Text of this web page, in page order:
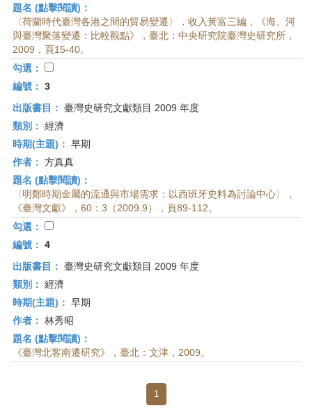
題名 (點擊閱讀)：
〈荷蘭時代臺灣各港之間的貿易變遷〉，收入黃富三編，《海、河
與臺灣聚落變遷：比較觀點》，臺北：中央研究院臺灣史研究所，
2009，頁15-40。
勾選：
編號： 3
出版書目： 臺灣史研究文獻類目 2009 年度
類別： 經濟
時期(主題)： 早期
作者： 方真真
題名 (點擊閱讀)：
〈明鄭時期金屬的流通與市場需求：以西班牙史料為討論中心〉，
《臺灣文獻》，60：3（2009.9），頁89-112。
勾選：
編號： 4
出版書目： 臺灣史研究文獻類目 2009 年度
類別： 經濟
時期(主題)： 早期
作者： 林秀昭
題名 (點擊閱讀)：
《臺灣北客南遷研究》，臺北：文津，2009。
1